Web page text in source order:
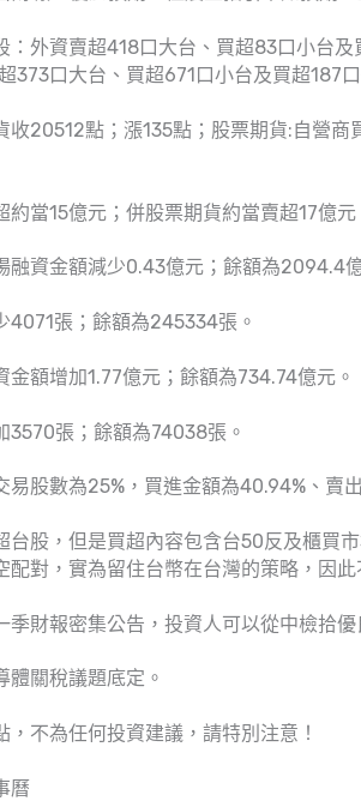
外資賣超418口大台、買超83口小台
373口大台、買超671口小台及買超187口
20512點；漲135點；股票期貨:自營
當15億元；併股票期貨約當賣超17億元
資金額減少0.43億元；餘額為2094.4
張；餘額為245334張。
額增加1.77億元；餘額為734.74億元。
張；餘額為74038張。
股數為25%，買進金額為40.94%、賣
台股，但是買超內容包含台50反及櫃買
配對，實為留住台幣在台灣的策略，因此
季財報密集公告，投資人可以從中檢拾
體關稅議題底定。
，不為任何投資建議，請特別注意！
曆